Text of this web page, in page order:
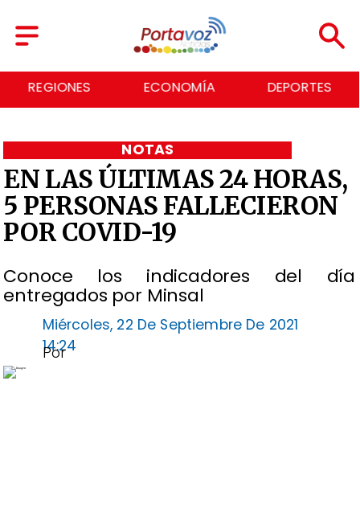
REGIONES ECONOMÍA DEPORTES
EN LAS ÚLTIMAS 24 HORAS,
5 PERSONAS FALLECIERON
POR COVID-19
Conoce los indicadores del día
entregados por Minsal
NOTAS
Miércoles, 22 De Septiembre De 2021
14:24
Por